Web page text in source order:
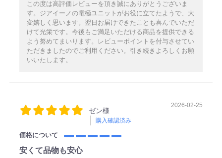
この度は高評価レビューを頂き誠にありがとうございま
す。ジアイーノの電極ユニットがお役に立てたようで、大
変嬉しく思います。翌日お届けできたことも喜んでいただ
けて光栄です。今後もご満足いただける商品を提供できる
よう努めてまいります。レビューポイントを付与させてい
ただきましたのでご利用ください。引き続きよろしくお願
いいたします。
ゼン様
購入確認済み
2026-02-25
価格について
安くて品物も安心